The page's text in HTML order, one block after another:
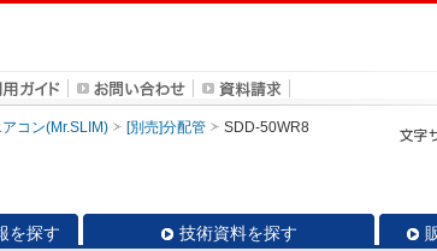
コン(Mr.SLIM) [別売]分配管 SDD-50WR8
を探す 技術資料を探す